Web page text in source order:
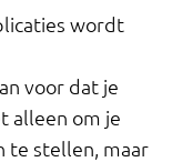
wordt
voor dat je
alleen om je
te stellen, maar